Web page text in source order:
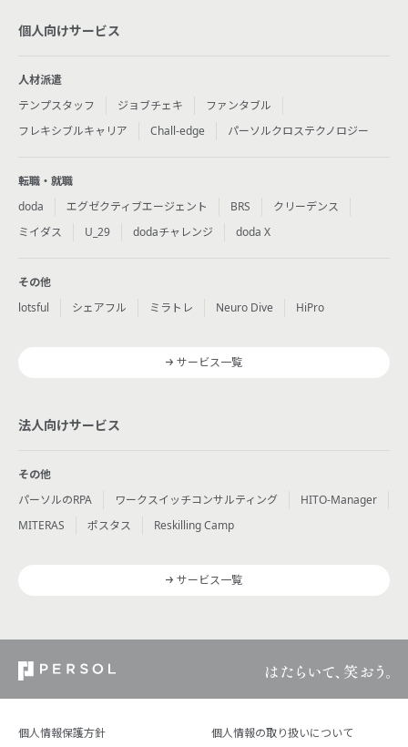
個人向けサービス
人材派遣
テンプスタッフ
ジョブチェキ
ファンタブル
フレキシブルキャリア
Chall-edge パーソルクロステクノロジー
転職・就職
doda
エグゼクティブエージェント BRS
クリーデンス
ミイダス
U_29 dodaチャレンジ doda X
その他
lotsful
シェアフル ミラトレ Neuro Dive HiPro
サービス一覧
法人向けサービス
その他
パーソルのRPA
ワークスイッチコンサルティング
HITO-Manager
MITERAS
ポスタス Reskilling Camp
サービス一覧
個人情報保護方針 個人情報の取り扱いについて